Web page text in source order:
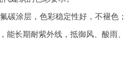
碳涂层，色彩稳定性好，不褪色；
能长期耐紫外线，抵御风、酸雨、